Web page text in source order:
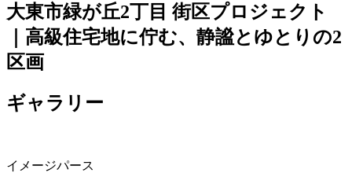
大東市緑が丘2丁目 街区プロジェクト
｜高級住宅地に佇む、静謐とゆとりの2
区画
ギャラリー
イメージパース